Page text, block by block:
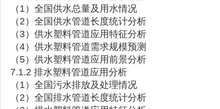
（1）全国供水总量及用水情况
（2）全国供水管道长度统计分析
（3）供水塑料管道应用特征分析
（4）供水塑料管道需求规模预测
（5）供水塑料管道应用前景分析
7.1.2 排水塑料管道应用分析
（1）全国污水排放及处理情况
（2）全国排水管道长度统计分析